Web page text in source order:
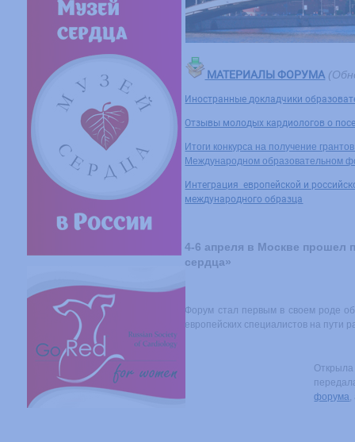
МАТЕРИАЛЫ ФОРУМА
Иностранные докладчики
Отзывы молодых кардиологов о
Итоги конкурса на получение
Международном образовательном
Интеграция европейской и
международного образца
4-6 апреля в Москве прошел
сердца»
Форум стал первым в своем роде
европейских специалистов на пути
форума,